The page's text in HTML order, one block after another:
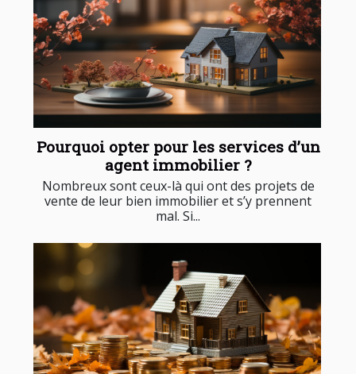
Pourquoi opter pour les services d’un
agent immobilier ?
Nombreux sont ceux-là qui ont des projets de
vente de leur bien immobilier et s’y prennent
mal. Si...